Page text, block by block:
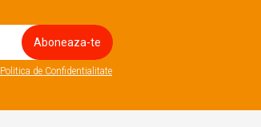
Politica de Confidentialitate